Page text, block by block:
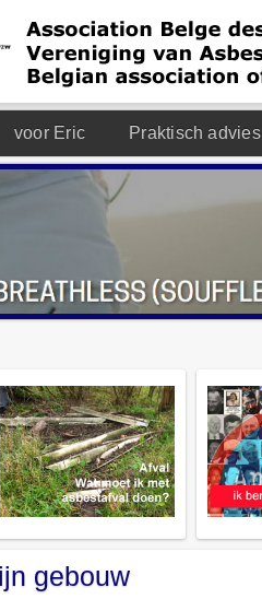
voor Eric Praktisch advies
gebouw